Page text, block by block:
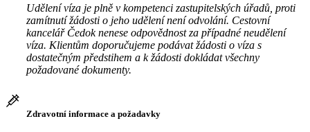
Udělení víza je plně v kompetenci zastupitelských úřadů, proti
zamítnutí žádosti o jeho udělení není odvolání. Cestovní
kancelář Čedok nenese odpovědnost za případné neudělení
víza. Klientům doporučujeme podávat žádosti o víza s
dostatečným předstihem a k žádosti dokládat všechny
požadované dokumenty.
Zdravotní informace a požadavky